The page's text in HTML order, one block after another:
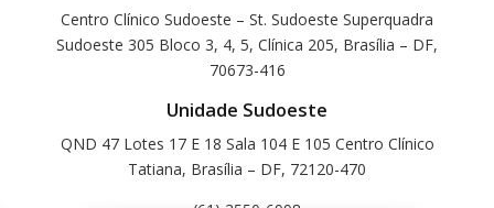
Centro Clínico Sudoeste – St. Sudoeste Superquadra
Sudoeste 305 Bloco 3, 4, 5, Clínica 205, Brasília – DF,
70673-416
Unidade Sudoeste
QND 47 Lotes 17 E 18 Sala 104 E 105 Centro Clínico
Tatiana, Brasília – DF, 72120-470